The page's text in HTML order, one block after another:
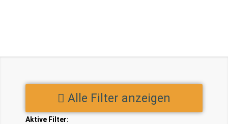
Alle Filter anzeigen
Aktive Filter: